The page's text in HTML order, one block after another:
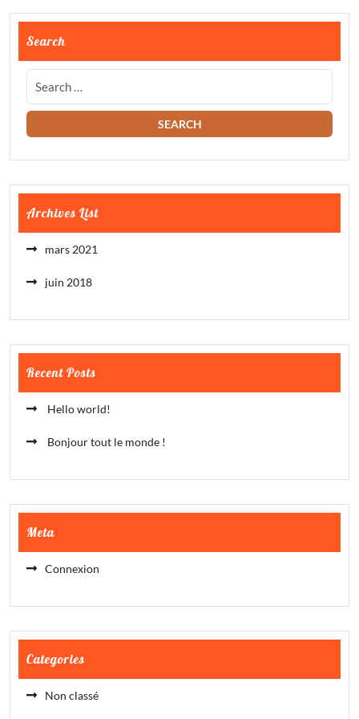
Search
Archives List
mars 2021
juin 2018
Recent Posts
Hello world!
Bonjour tout le monde !
Meta
Connexion
Categories
Non classé